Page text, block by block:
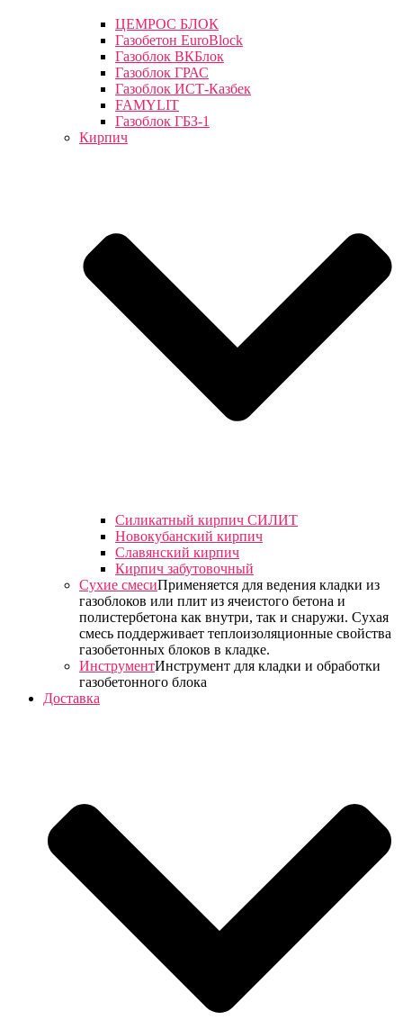
ЦЕМРОС БЛОК
Газобетон EuroBlock
Газоблок ВКБлок
Газоблок ГРАС
Газоблок ИСТ-Казбек
FAMYLIT
Газоблок ГБЗ-1
Кирпич
Силикатный кирпич СИЛИТ
Новокубанский кирпич
Славянский кирпич
Кирпич забутовочный
Сухие смесиПрименяется для ведения кладки из
газоблоков или плит из ячеистого бетона и
полистербетона как внутри, так и снаружи. Сухая
смесь поддерживает теплоизоляционные свойства
газобетонных блоков в кладке.
ИнструментИнструмент для кладки и обработки
газобетонного блока
Доставка